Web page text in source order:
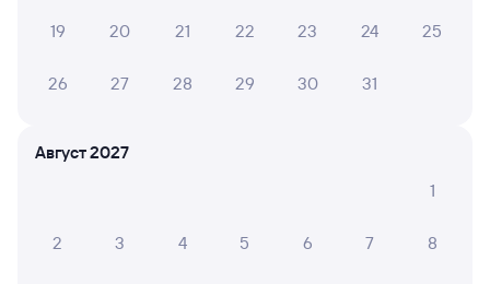
Авиабилеты Братск — Самара
Железнодорожные билеты в Самару
19 20 21 22 23 24 25
26 27 28 29 30 31
Август 2027
1
2 3 4 5 6 7 8